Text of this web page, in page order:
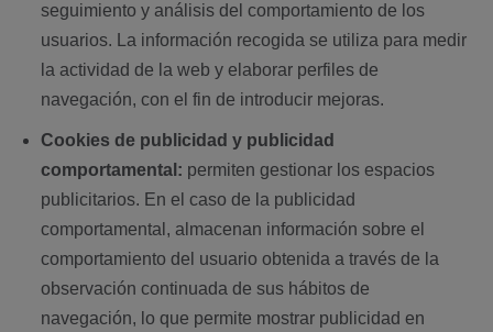
seguimiento y análisis del comportamiento de los
usuarios. La información recogida se utiliza para medir
la actividad de la web y elaborar perfiles de
navegación, con el fin de introducir mejoras.
Cookies de publicidad y publicidad
comportamental: permiten gestionar los espacios
publicitarios. En el caso de la publicidad
comportamental, almacenan información sobre el
comportamiento del usuario obtenida a través de la
observación continuada de sus hábitos de
navegación, lo que permite mostrar publicidad en